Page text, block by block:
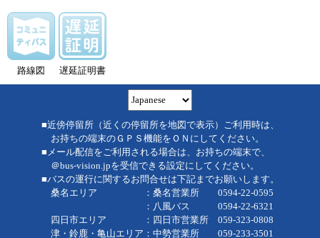
路線図 遅延証明書
■近傍停留所（近くの停留所を地図で表示）ご利用時は、
お持ちの端末のＧＰＳ機能をＯＮにしてください。
■メール配信をご利用される場合は、お持ちの端末で、
＠bus-vision.jpを受信できる設定にしてください。
■バスの運行に関するお問合せは下記までお願いします。
桑名エリア ：桑名営業所 0594-22-0595
：八風バス 0594-22-6321
四日市エリア ：四日市営業所 059-323-0808
津・鈴鹿・亀山エリア：中勢営業所 059-233-3501